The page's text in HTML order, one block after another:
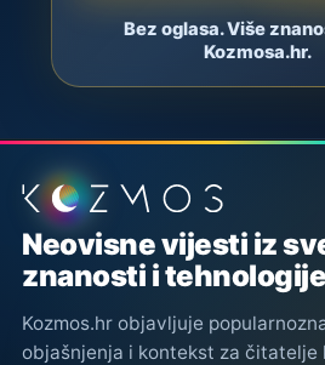
Bez oglasa. Više
Kozmosa.hr.
Podnožje stranice
Neovisne vijesti iz
znanosti i
Kozmos.hr objavljuje
objašnjenja i kontekst za čitatelje